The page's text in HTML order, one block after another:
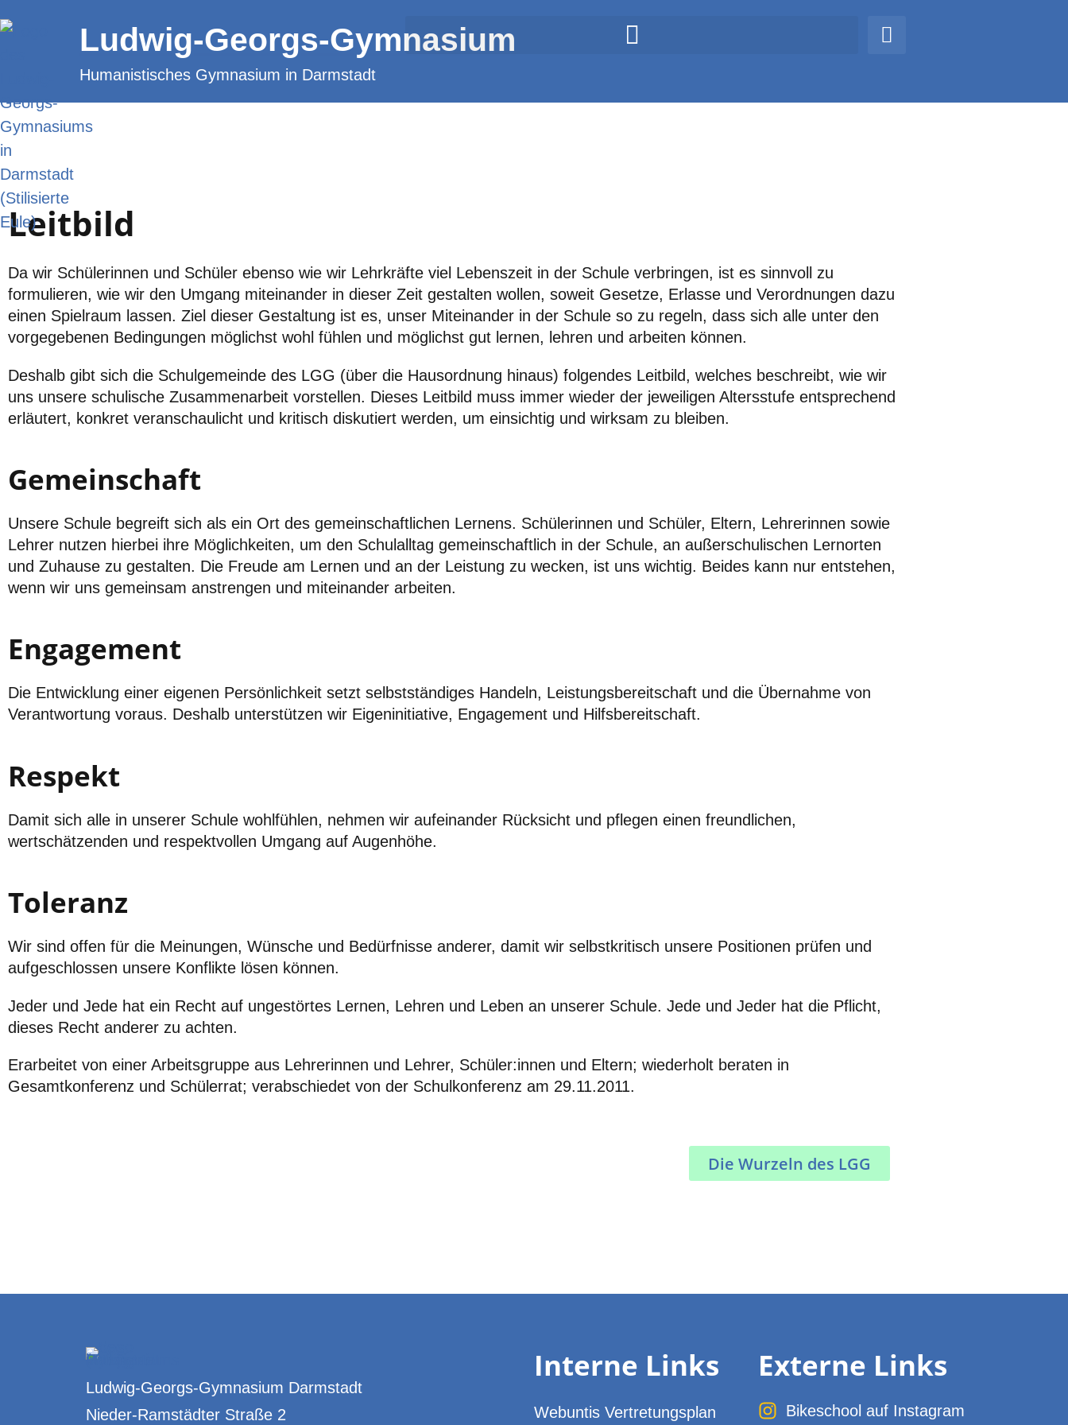
Inhalt
Ludwig-Georgs-Gymnasium
Humanistisches Gymnasium in Darmstadt
Leitbild
Da wir Schülerinnen und Schüler ebenso wie wir Lehrkräfte viel Lebenszeit in der Schule verbringen, ist es sinnvoll zu
formulieren, wie wir den Umgang miteinander in dieser Zeit gestalten wollen, soweit Gesetze, Erlasse und Verordnungen dazu
einen Spielraum lassen. Ziel dieser Gestaltung ist es, unser Miteinander in der Schule so zu regeln, dass sich alle unter den
vorgegebenen Bedingungen möglichst wohl fühlen und möglichst gut lernen, lehren und arbeiten können.
Deshalb gibt sich die Schulgemeinde des LGG (über die Hausordnung hinaus) folgendes Leitbild, welches beschreibt, wie wir
uns unsere schulische Zusammenarbeit vorstellen. Dieses Leitbild muss immer wieder der jeweiligen Altersstufe entsprechend
erläutert, konkret veranschaulicht und kritisch diskutiert werden, um einsichtig und wirksam zu bleiben.
Gemeinschaft
Unsere Schule begreift sich als ein Ort des gemeinschaftlichen Lernens. Schülerinnen und Schüler, Eltern, Lehrerinnen sowie
Lehrer nutzen hierbei ihre Möglichkeiten, um den Schulalltag gemeinschaftlich in der Schule, an außerschulischen Lernorten
und Zuhause zu gestalten. Die Freude am Lernen und an der Leistung zu wecken, ist uns wichtig. Beides kann nur entstehen,
wenn wir uns gemeinsam anstrengen und miteinander arbeiten.
Engagement
Die Entwicklung einer eigenen Persönlichkeit setzt selbstständiges Handeln, Leistungsbereitschaft und die Übernahme von
Verantwortung voraus. Deshalb unterstützen wir Eigeninitiative, Engagement und Hilfsbereitschaft.
Respekt
Damit sich alle in unserer Schule wohlfühlen, nehmen wir aufeinander Rücksicht und pflegen einen freundlichen,
wertschätzenden und respektvollen Umgang auf Augenhöhe.
Toleranz
Wir sind offen für die Meinungen, Wünsche und Bedürfnisse anderer, damit wir selbstkritisch unsere Positionen prüfen und
aufgeschlossen unsere Konflikte lösen können.
Jeder und Jede hat ein Recht auf ungestörtes Lernen, Lehren und Leben an unserer Schule. Jede und Jeder hat die Pflicht,
dieses Recht anderer zu achten.
Erarbeitet von einer Arbeitsgruppe aus Lehrerinnen und Lehrer, Schüler:innen und Eltern; wiederholt beraten in
Gesamtkonferenz und Schülerrat; verabschiedet von der Schulkonferenz am 29.11.2011.
Die Wurzeln des LGG
Ludwig-Georgs-Gymnasium Darmstadt
Nieder-Ramstädter Straße 2
Interne Links
Webuntis Vertretungsplan
Externe Links
Bikeschool auf Instagram